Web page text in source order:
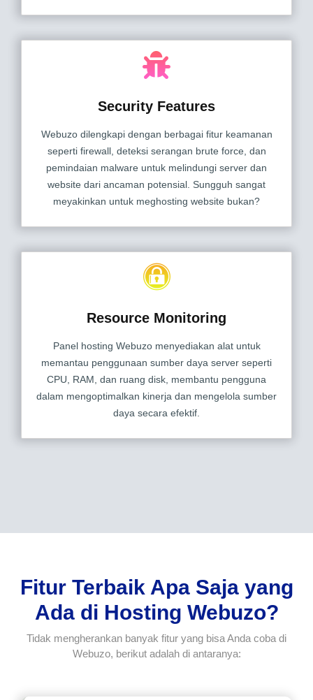
Security Features
Webuzo dilengkapi dengan berbagai fitur keamanan
seperti firewall, deteksi serangan brute force, dan
pemindaian malware untuk melindungi server dan
website dari ancaman potensial. Sungguh sangat
meyakinkan untuk meghosting website bukan?
Resource Monitoring
Panel hosting Webuzo menyediakan alat untuk
memantau penggunaan sumber daya server seperti
CPU, RAM, dan ruang disk, membantu pengguna
dalam mengoptimalkan kinerja dan mengelola sumber
daya secara efektif.
Fitur Terbaik Apa Saja yang
Ada di Hosting Webuzo?
Tidak mengherankan banyak fitur yang bisa Anda coba di
Webuzo, berikut adalah di antaranya: